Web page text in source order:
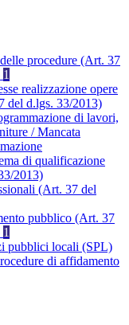
procedure (Art. 37
1
realizzazione opere
del d.lgs. 33/2013)
di lavori,
/ Mancata
di qualificazione
2013)
(Art. 37 del
pubblico (Art. 37
1
pubblici locali (SPL)
di affidamento